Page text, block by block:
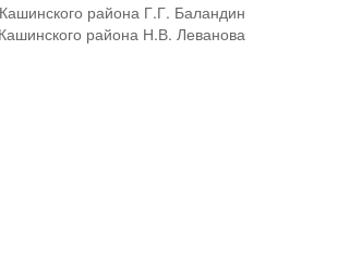
района Г.Г. Баландин
района Н.В. Леванова